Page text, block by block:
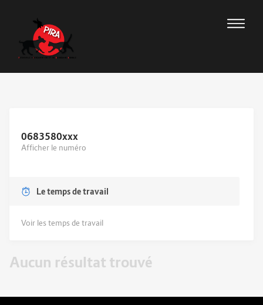
0683580xxx
Afficher le numéro
Le temps de travail
Voir les temps de travail
Aucun résultat trouvé